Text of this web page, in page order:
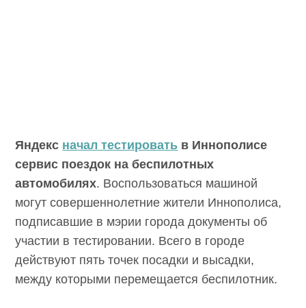
Яндекс начал тестироватьв Иннополисе
сервис поездок на беспилотных
автомобилях. Воспользоваться машиной
могут совершеннолетние жители
Иннополиса, подписавшие в мэрии города
документы об участии в тестировании. Всего
в городе действуют пять точек посадки и